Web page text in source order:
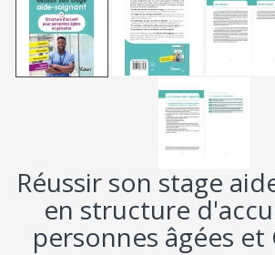
Réussir son stage
en structure
personnes âgées et